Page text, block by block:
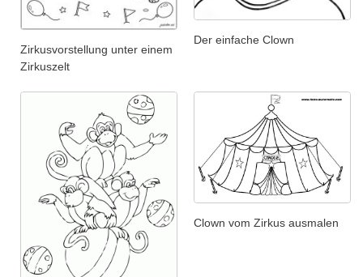
Zirkusvorstellung unter einem
Zirkuszelt
Der einfache Clown
Clown vom Zirkus ausmalen